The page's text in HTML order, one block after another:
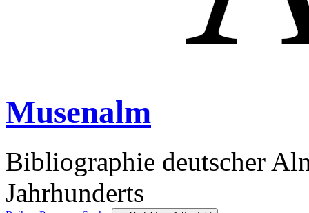
Musenalm
Bibliographie deutscher
Jahrhunderts